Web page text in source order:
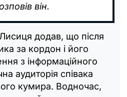
він.
додав, що після
за кордон і його
з інформаційного
аудиторія співака
кумира. Водночас,